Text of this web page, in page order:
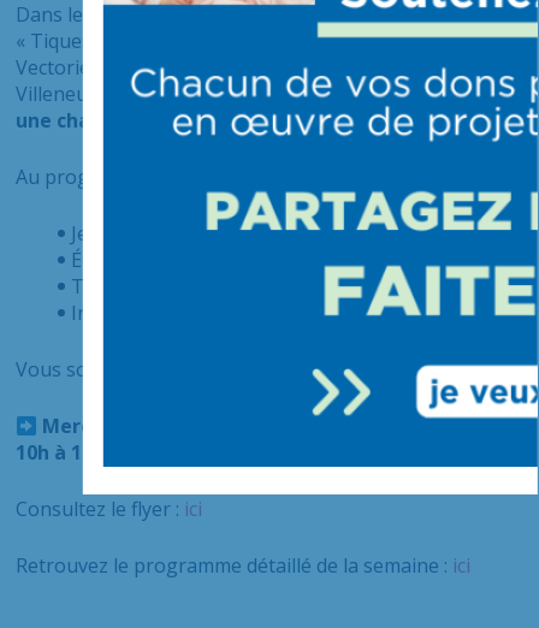
Dans le cadre de la semaine nationale de sensibilisation
« Tiques & Vous », le Centre de Référence des Maladies
Vectorielles liées aux Tiques (CRMVT) du CHI de
Villeneuve-Saint-Georges vous propose departiciper à
une chasse au trésor autour des tiques.
Au programme :
Jeux
Énigmes
Trésor !
Information et prévention
Vous souhaitez en savoir plus ? Rendez-vous le :
Mercredi 29 mai 2024 | île Panchout à Yerres de
10h à 16h30
Consultez le flyer : ici
Retrouvez le programme détaillé de la semaine : ici